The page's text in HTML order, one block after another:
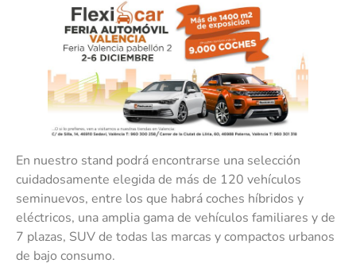
En nuestro stand podrá encontrarse una selección
cuidadosamente elegida de más de 120 vehículos
seminuevos, entre los que habrá coches híbridos y
eléctricos, una amplia gama de vehículos familiares y de
7 plazas, SUV de todas las marcas y compactos urbanos
de bajo consumo.